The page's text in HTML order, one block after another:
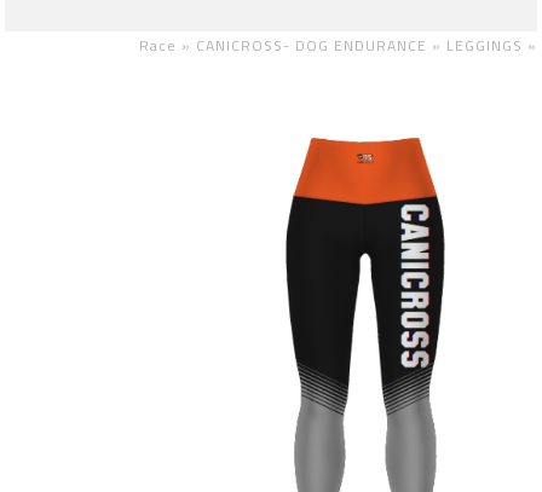
Race » CANICROSS- DOG ENDURANCE » LEGGINGS »